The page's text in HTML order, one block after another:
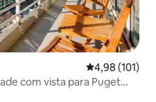
4,98 de uma
4,98 (101)
com vista para Puget